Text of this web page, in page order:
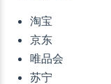
淘宝
京东
唯品会
苏宁